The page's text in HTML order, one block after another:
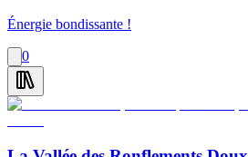
Énergie bondissante !
0